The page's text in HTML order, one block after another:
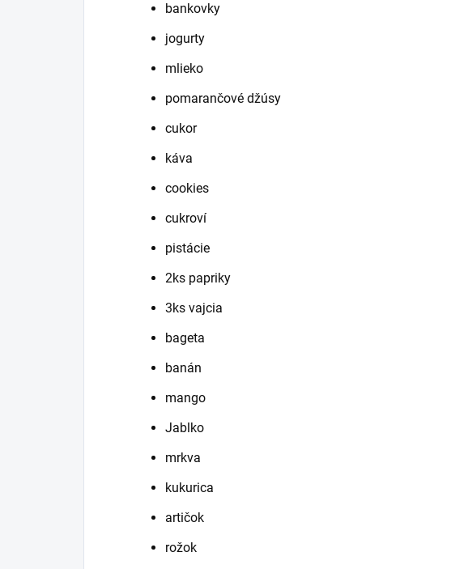
bankovky
jogurty
mlieko
pomarančové džúsy
cukor
káva
cookies
cukroví
pistácie
2ks papriky
3ks vajcia
bageta
banán
mango
Jablko
mrkva
kukurica
artičok
rožok